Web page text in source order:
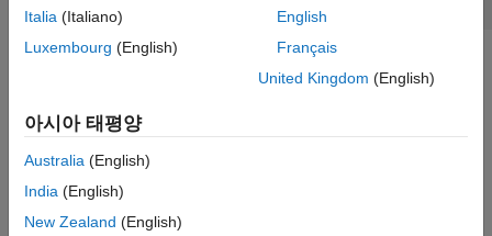
Italia (Italiano)
Luxembourg (English)
English
Français
United Kingdom (English)
아시아 태평양
Australia (English)
India (English)
New Zealand (English)